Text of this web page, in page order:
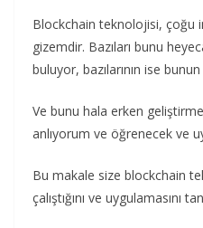
Blockchain teknolojisi, çoğu
gizemdir. Bazıları bunu
buluyor, bazılarının ise
Ve bunu hala erken
anlıyorum ve öğrenecek ve
Bu makale size blockchain
çalıştığını ve uygulamasını